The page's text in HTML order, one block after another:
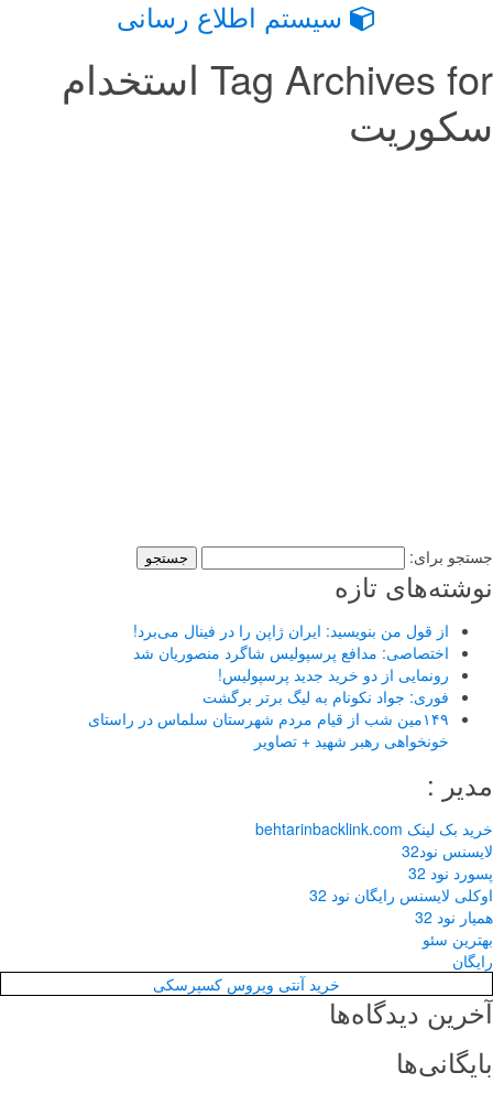
سیستم اطلاع رسانی
Tag Archives for استخدام
سکوریت
جستجو برای:
نوشته‌های تازه
از قول من بنویسید: ایران ژاپن را در فینال می‌برد!
اختصاصی: مدافع پرسپولیس شاگرد منصوریان شد
رونمایی از دو خرید جدید پرسپولیس!
فوری: جواد نکونام به لیگ برتر برگشت
۱۴۹مین شب از قیام مردم شهرستان سلماس در راستای
خونخواهی رهبر شهید + تصاویر
مدیر :
خرید بک لینک behtarinbacklink.com
لایسنس نود32
پسورد نود 32
اوکلی لایسنس رایگان نود 32
همیار نود 32
بهترین سئو
رایگان
خرید آنتی ویروس کسپرسکی
آخرین دیدگاه‌ها
بایگانی‌ها